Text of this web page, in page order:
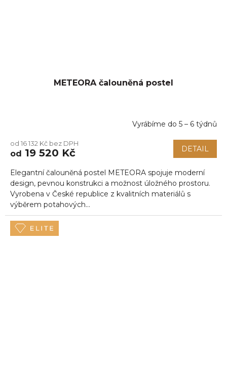
METEORA čalouněná postel
produktu
je
z
5
hvězdiček.
Vyrábíme do 5 – 6 týdnů
od 16 132 Kč bez DPH
od 19 520 Kč DETAIL
Elegantní čalouněná postel METEORA spojuje moderní
design, pevnou konstrukci a možnost úložného prostoru.
Vyrobena v České republice z kvalitních materiálů s
výběrem potahových...